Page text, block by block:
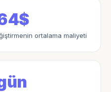
ortalama maliyeti